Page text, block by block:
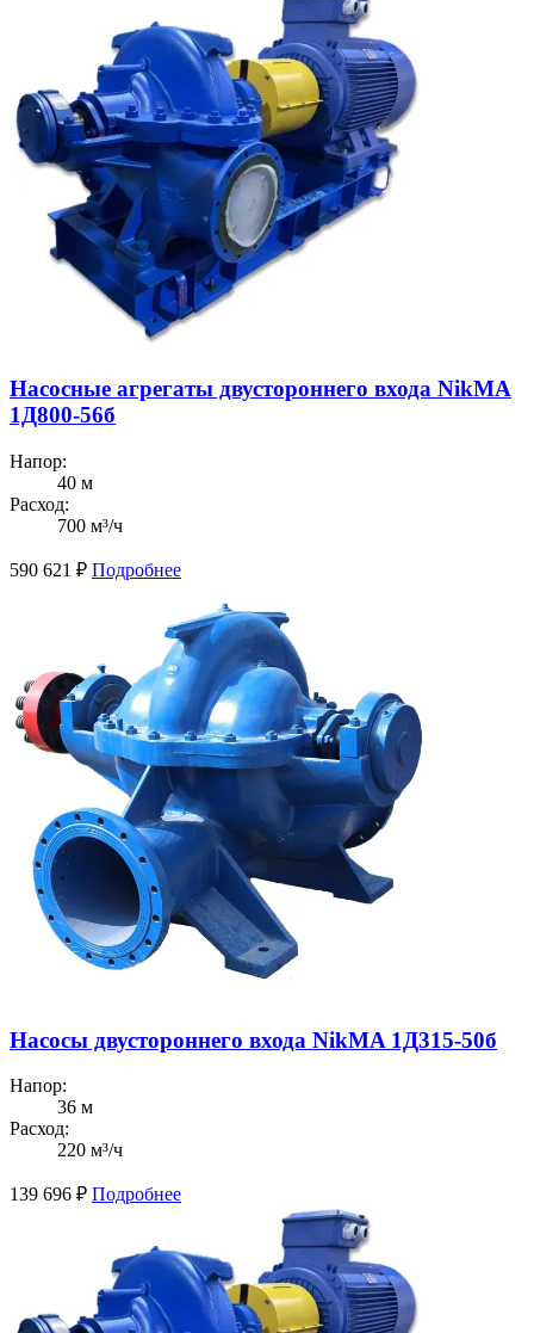
Насосные агрегаты двустороннего входа NikMA
1Д800-56б
Напор:
40 м
Расход:
700 м³/ч
590 621 ₽ Подробнее
Насосы двустороннего входа NikMA 1Д315-50б
Напор:
36 м
Расход:
220 м³/ч
139 696 ₽ Подробнее